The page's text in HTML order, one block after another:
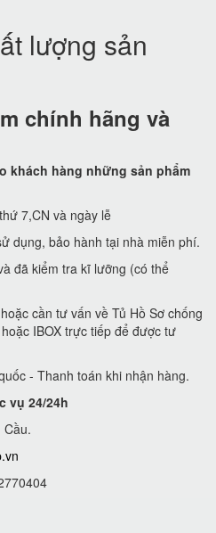
lượng sản
chính hãng và
khách hàng những sản phẩm
7,CN và ngày lễ
dụng, bảo hành tại nhà miễn phí.
đã kiểm tra kĩ lưỡng (có thể
cần tư vấn về Tủ Hồ Sơ chống
IBOX trực tiếp để được tư
- Thanh toán khi nhận hàng.
vụ 24/24h
Cầu.